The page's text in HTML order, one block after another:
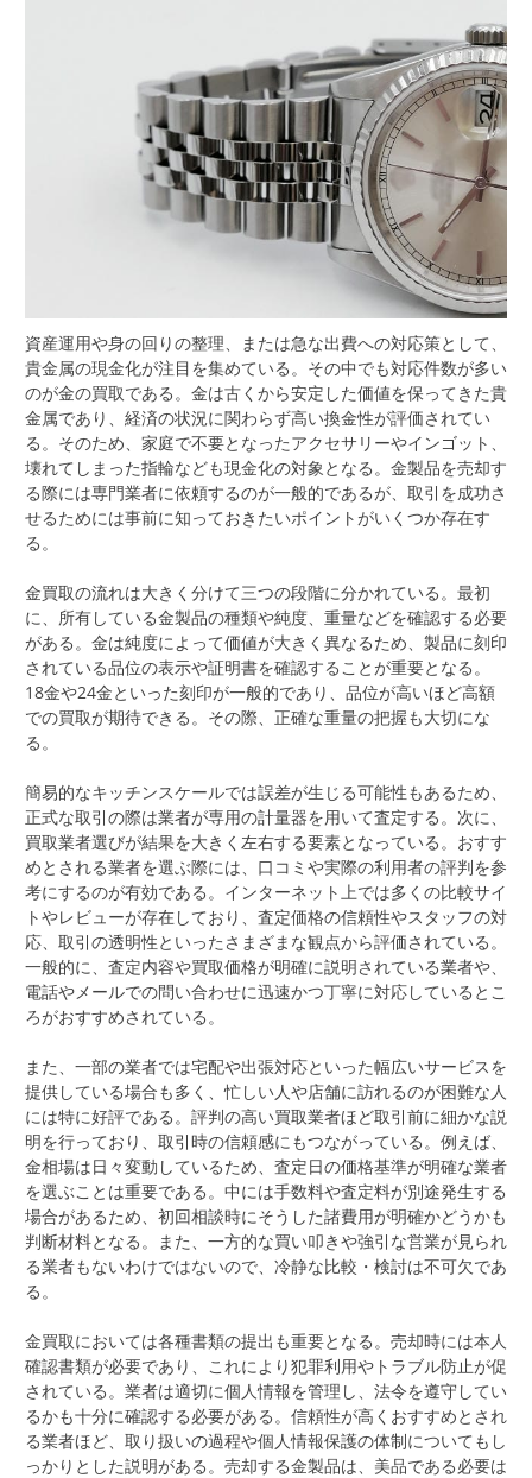
資産運用や身の回りの整理、または急な出費への対応策として、
貴金属の現金化が注目を集めている。 その中でも対応件数が多い
のが金の買取である。金は古くから安定した価値を保ってきた貴
金属であり、経済の状況に関わらず高い換金性が評価されてい
る。そのため、家庭で不要となったアクセサリーやインゴット、
壊れてしまった指輪なども現金化の対象となる。金製品を売却す
る際には専門業者に依頼するのが一般的であるが、取引を成功さ
せるためには事前に知っておきたいポイントがいくつか存在す
る。
金買取の流れは大きく分けて三つの段階に分かれている。最初
に、所有している金製品の種類や純度、重量などを確認する必要
がある。金は純度によって価値が大きく異なるため、製品に刻印
されている品位の表示や証明書を確認することが重要となる。
18金や24金といった刻印が一般的であり、品位が高いほど高額
での買取が期待できる。その際、正確な重量の把握も大切にな
る。
簡易的なキッチンスケールでは誤差が生じる可能性もあるため、
正式な取引の際は業者が専用の計量器を用いて査定する。次に、
買取業者選びが結果を大きく左右する要素となっている。おすす
めとされる業者を選ぶ際には、口コミや実際の利用者の評判を参
考にするのが有効である。インターネット上では多くの比較サイ
トやレビューが存在しており、査定価格の信頼性やスタッフの対
応、取引の透明性といったさまざまな観点から評価されている。
一般的に、査定内容や買取価格が明確に説明されている業者や、
電話やメールでの問い合わせに迅速かつ丁寧に対応しているとこ
ろがおすすめされている。
また、一部の業者では宅配や出張対応といった幅広いサービスを
提供している場合も多く、忙しい人や店舗に訪れるのが困難な人
には特に好評である。評判の高い買取業者ほど取引前に細かな説
明を行っており、取引時の信頼感にもつながっている。例えば、
金相場は日々変動しているため、査定日の価格基準が明確な業者
を選ぶことは重要である。中には手数料や査定料が別途発生する
場合があるため、初回相談時にそうした諸費用が明確かどうかも
判断材料となる。また、一方的な買い叩きや強引な営業が見られ
る業者もないわけではないので、冷静な比較・検討は不可欠であ
る。
金買取においては各種書類の提出も重要となる。売却時には本人
確認書類が必要であり、これにより犯罪利用やトラブル防止が促
されている。業者は適切に個人情報を管理し、法令を遵守してい
るかも十分に確認する必要がある。信頼性が高くおすすめとされ
る業者ほど、取り扱いの過程や個人情報保護の体制についてもし
っかりとした説明がある。売却する金製品は、美品である必要は